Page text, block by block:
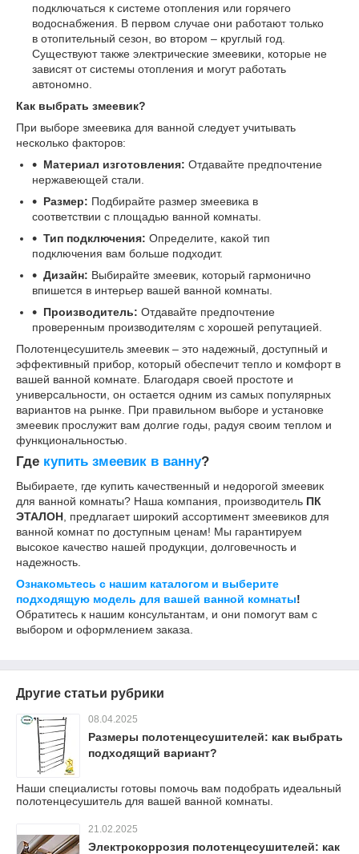
подключаться к системе отопления или горячего
водоснабжения. В первом случае они работают только
в отопительный сезон, во втором – круглый год.
Существуют также электрические змеевики, которые не
зависят от системы отопления и могут работать
автономно.
Как выбрать змеевик?
При выборе змеевика для ванной следует учитывать
несколько факторов:
Материал изготовления: Отдавайте предпочтение
нержавеющей стали.
Размер: Подбирайте размер змеевика в
соответствии с площадью ванной комнаты.
Тип подключения: Определите, какой тип
подключения вам больше подходит.
Дизайн: Выбирайте змеевик, который гармонично
впишется в интерьер вашей ванной комнаты.
Производитель: Отдавайте предпочтение
проверенным производителям с хорошей репутацией.
Полотенцесушитель змеевик – это надежный, доступный и
эффективный прибор, который обеспечит тепло и комфорт в
вашей ванной комнате. Благодаря своей простоте и
универсальности, он остается одним из самых популярных
вариантов на рынке. При правильном выборе и установке
змеевик прослужит вам долгие годы, радуя своим теплом и
функциональностью.
Где купить змеевик в ванну?
Выбираете, где купить качественный и недорогой змеевик
для ванной комнаты? Наша компания, производитель ПК
ЭТАЛОН , предлагает широкий ассортимент змеевиков для
ванной комнат по доступным ценам! Мы гарантируем
высокое качество нашей продукции, долговечность и
надежность.
Ознакомьтесь с нашим каталогом и выберите
подходящую модель для вашей ванной комнаты!
Обратитесь к нашим консультантам, и они помогут вам с
выбором и оформлением заказа.
Другие статьи рубрики
08.04.2025
Размеры полотенцесушителей: как выбрать
подходящий вариант?
Наши специалисты готовы помочь вам подобрать идеальный
полотенцесушитель для вашей ванной комнаты.
21.02.2025
Электрокоррозия полотенцесушителей: как